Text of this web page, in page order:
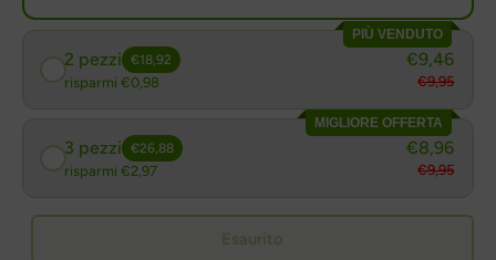
PIÙ VENDUTO
2 pezzi €18,92
risparmi €0,98
€9,46
€9,95
MIGLIORE OFFERTA
3 pezzi €26,88
risparmi €2,97
€8,96
€9,95
Esaurito